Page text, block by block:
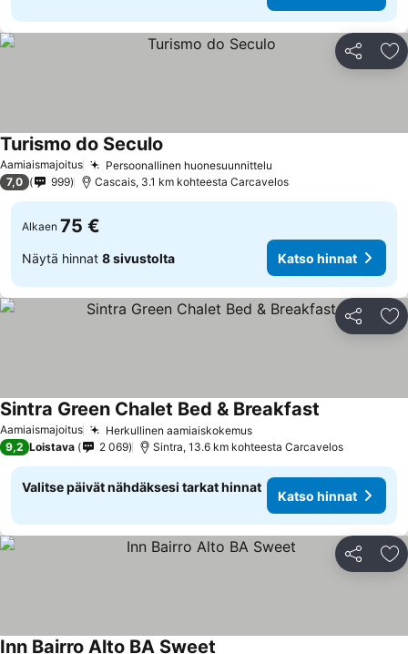
Jaa
Aamiaismajoitus Persoonallinen huonesuunnittelu
Turismo do Seculo
7,0 999 Cascais, 3.1 km kohteesta Carcavelos
Alkaen 75 €
Näytä hinnat 8 sivustolta Katso hinnat
Jaa
Aamiaismajoitus Herkullinen aamiaiskokemus
Sintra Green Chalet Bed & Breakfast
9,2 Loistava 2 069 Sintra, 13.6 km kohteesta Carcavelos
Valitse päivät nähdäksesi tarkat hinnat
Katso hinnat
Jaa
Inn Bairro Alto BA Sweet